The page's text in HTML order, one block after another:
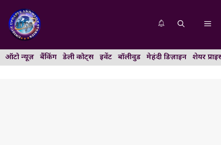
content
ऑटो न्यूज़ बैंकिंग डेली कोट्स इवेंट बॉलीवुड मेहंदी डिज़ाइन शेयर